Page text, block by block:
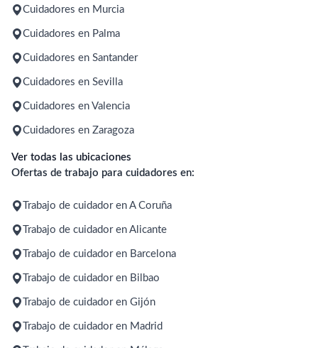
Cuidadores en Murcia
Cuidadores en Palma
Cuidadores en Santander
Cuidadores en Sevilla
Cuidadores en Valencia
Cuidadores en Zaragoza
Ver todas las ubicaciones
Ofertas de trabajo para cuidadores en:
Trabajo de cuidador en A Coruña
Trabajo de cuidador en Alicante
Trabajo de cuidador en Barcelona
Trabajo de cuidador en Bilbao
Trabajo de cuidador en Gijón
Trabajo de cuidador en Madrid